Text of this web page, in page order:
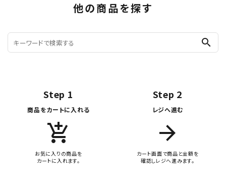
他の商品を探す
search
Step 1
商品をカートに入れる
add_shopping_cart
お気に入りの商品を
カートに入れます。
Step 2
レジへ進む
arrow_forward
カート画面で商品と金額を
確認しレジへ進みます。